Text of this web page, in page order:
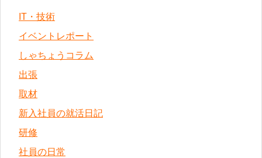
IT・技術
イベントレポート
しゃちょうコラム
出張
取材
新入社員の就活日記
研修
社員の日常